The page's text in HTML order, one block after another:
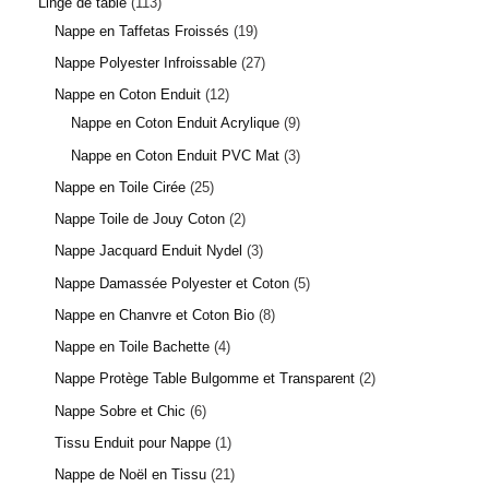
Nappe en Taffetas Froissés
19
Nappe Polyester Infroissable 27
Nappe en Coton Enduit 12
Nappe en Coton Enduit Acrylique 9
Nappe en Coton Enduit PVC Mat 3
Nappe en Toile Cirée 25
Nappe Toile de Jouy Coton 2
Nappe Jacquard Enduit Nydel
3
Nappe Damassée Polyester et Coton 5
Nappe en Chanvre et Coton Bio 8
Nappe en Toile Bachette 4
Nappe Protège Table Bulgomme et Transparent 2
Nappe Sobre et Chic 6
Tissu Enduit pour Nappe 1
Nappe de Noël en Tissu 21